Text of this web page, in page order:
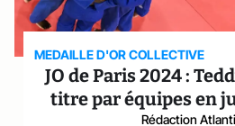
MEDAILLE D'OR COLLECTIVE
JO de Paris 2024 :
titre par équipes en
Rédaction